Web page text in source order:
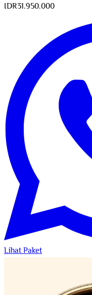
IDR31.950.000
Lihat Paket